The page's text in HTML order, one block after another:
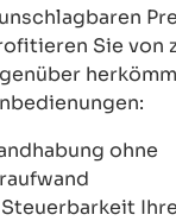
Sie von
ohne